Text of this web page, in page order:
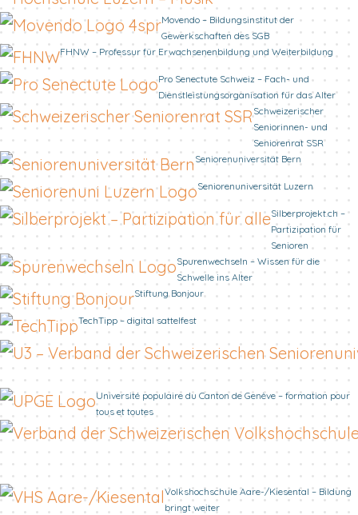
Movendo – Bildungsinstitut der
Gewerkschaften des SGB
FHNW – Professur für Erwachsenenbildung und Weiterbildung
Pro Senectute Schweiz – Fach- und
Dienstleistungsorganisation für das Alter
Schweizerischer
Seniorinnen- und
Seniorenrat SSR
Seniorenuniversität Bern
Seniorenuniversität Luzern
Silberprojekt.ch –
Partizipation für
Senioren
Spurenwechseln – Wissen für die
Schwelle ins Alter
Stiftung Bonjour
TechTipp – digital sattelfest
Université populaire du Canton de Genève – formation pour
tous et toutes
Volkshochschule Aare-/Kiesental – Bildung
bringt weiter